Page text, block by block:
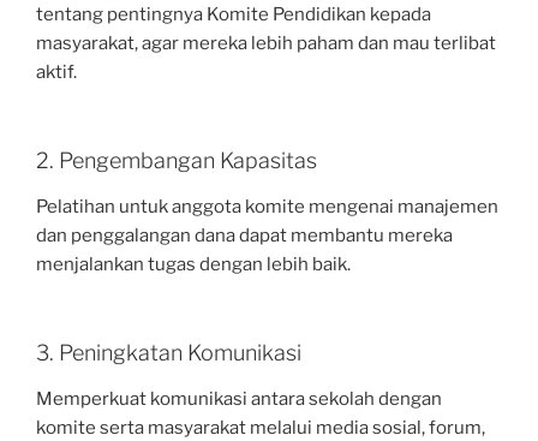
tentang pentingnya Komite Pendidikan kepada
masyarakat, agar mereka lebih paham dan mau terlibat
aktif.
2. Pengembangan Kapasitas
Pelatihan untuk anggota komite mengenai manajemen
dan penggalangan dana dapat membantu mereka
menjalankan tugas dengan lebih baik.
3. Peningkatan Komunikasi
Memperkuat komunikasi antara sekolah dengan
komite serta masyarakat melalui media sosial, forum,